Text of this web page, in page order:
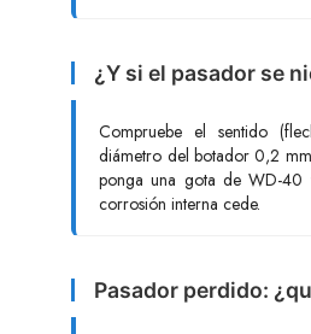
¿Y si el pasador se
Compruebe el sentido
diámetro del botador 0,2
ponga una gota de WD-40
corrosión interna cede.
Pasador perdido: